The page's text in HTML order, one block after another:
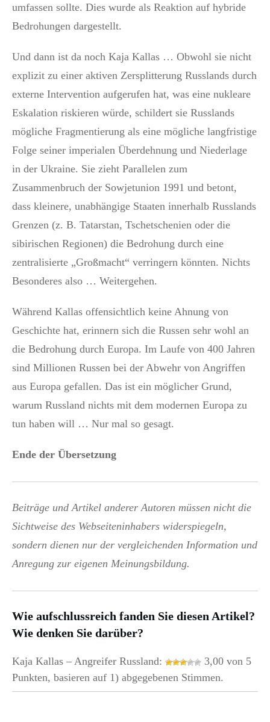
umfassen sollte. Dies wurde als Reaktion auf hybride
Bedrohungen dargestellt.
Und dann ist da noch Kaja Kallas … Obwohl sie nicht
explizit zu einer aktiven Zersplitterung Russlands durch
externe Intervention aufgerufen hat, was eine nukleare
Eskalation riskieren würde, schildert sie Russlands
mögliche Fragmentierung als eine mögliche langfristige
Folge seiner imperialen Überdehnung und Niederlage
in der Ukraine. Sie zieht Parallelen zum
Zusammenbruch der Sowjetunion 1991 und betont,
dass kleinere, unabhängige Staaten innerhalb Russlands
Grenzen (z. B. Tatarstan, Tschetschenien oder die
sibirischen Regionen) die Bedrohung durch eine
zentralisierte „Großmacht“ verringern könnten. Nichts
Besonderes also … Weitergehen.
Während Kallas offensichtlich keine Ahnung von
Geschichte hat, erinnern sich die Russen sehr wohl an
die Bedrohung durch Europa. Im Laufe von 400 Jahren
sind Millionen Russen bei der Abwehr von Angriffen
aus Europa gefallen. Das ist ein möglicher Grund,
warum Russland nichts mit dem modernen Europa zu
tun haben will … Nur mal so gesagt.
Ende der Übersetzung
Beiträge und Artikel anderer Autoren müssen nicht die
Sichtweise des Webseiteninhabers widerspiegeln,
sondern dienen nur der vergleichenden Information und
Anregung zur eigenen Meinungsbildung.
Wie aufschlussreich fanden Sie diesen Artikel?
Wie denken Sie darüber?
Kaja Kallas – Angreifer Russland:
3,00 von 5
Punkten, basieren auf 1) abgegebenen Stimmen.